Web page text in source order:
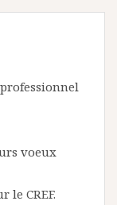
voeux
CREF.